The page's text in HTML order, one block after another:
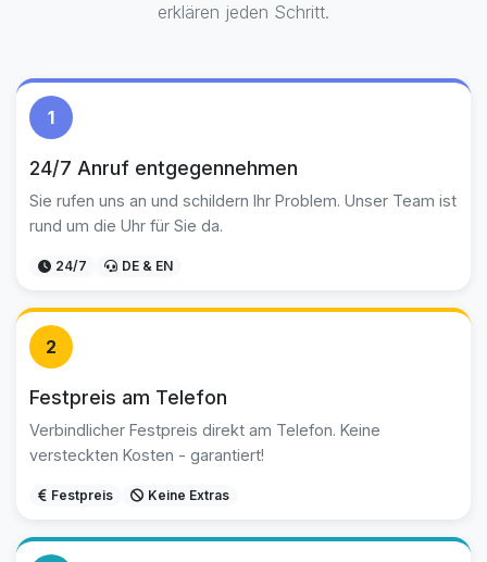
erklären jeden Schritt.
1
24/7 Anruf entgegennehmen
Sie rufen uns an und schildern Ihr Problem. Unser Team ist
rund um die Uhr für Sie da.
24/7 DE & EN
2
Festpreis am Telefon
Verbindlicher Festpreis direkt am Telefon. Keine
versteckten Kosten - garantiert!
Festpreis Keine Extras